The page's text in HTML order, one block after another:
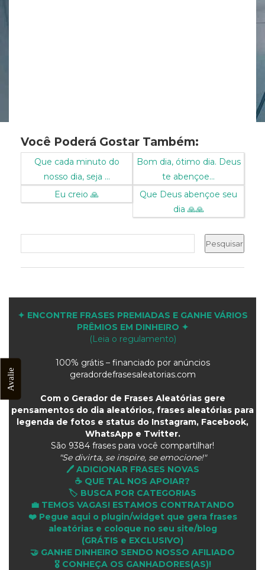
Você Poderá Gostar Também:
Que cada minuto do
nosso dia, seja ...
Bom dia, ótimo dia. Deus
te abençoe...
Eu creio 🙏
Que Deus abençoe seu
dia 🙏🙏
✦ ENCONTRE FRASES PREMIADAS E GANHE VÁRIOS
PRÊMIOS EM DINHEIRO ✦
(Leia o regulamento)
100% grátis – financiado por anúncios
geradordefrasesaleatorias.com
Com o Gerador de Frases Aleatórias gere
pensamentos do dia aleatórios, frases aleatórias para
legenda de fotos e status do Instagram, Facebook,
WhatsApp e Twitter.
São 9384 frases para você compartilhar!
"Se divirta, se inspire, se emocione!"
🖊️ ADICIONAR FRASES NOVAS
☕ QUE TAL NOS APOIAR?
🏷️ BUSCA POR CATEGORIAS
💼 TEMOS VAGAS! ESTAMOS CONTRATANDO
❤️ Pegue aqui o plugin/widget que gera frases
aleatórias e coloque no seu site/blog
(GRÁTIS e EXCLUSIVO)
🤝 GANHE DINHEIRO SENDO NOSSO AFILIADO
🎖 CONHEÇA OS GANHADORES(AS)!
Avalie